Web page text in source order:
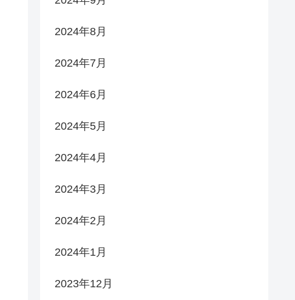
2024年8月
2024年7月
2024年6月
2024年5月
2024年4月
2024年3月
2024年2月
2024年1月
2023年12月